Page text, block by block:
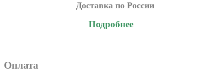
Доставка по России
Подробнее
Оплата